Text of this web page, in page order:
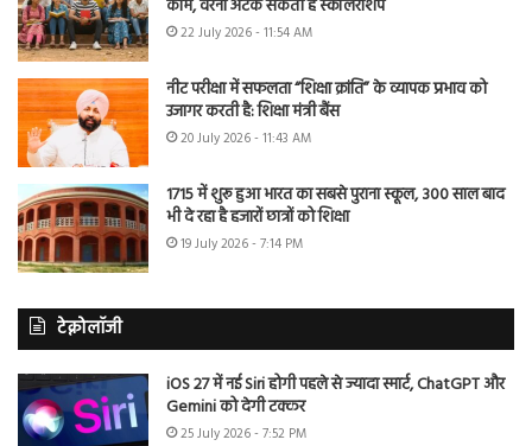
काम, वरना अटक सकती है स्कॉलरशिप
22 July 2026 - 11:54 AM
नीट परीक्षा में सफलता “शिक्षा क्रांति” के व्यापक प्रभाव को
उजागर करती है: शिक्षा मंत्री बैंस
20 July 2026 - 11:43 AM
1715 में शुरू हुआ भारत का सबसे पुराना स्कूल, 300 साल बाद
भी दे रहा है हजारों छात्रों को शिक्षा
19 July 2026 - 7:14 PM
टेक्नोलॉजी
iOS 27 में नई Siri होगी पहले से ज्यादा स्मार्ट, ChatGPT और
Gemini को देगी टक्कर
25 July 2026 - 7:52 PM